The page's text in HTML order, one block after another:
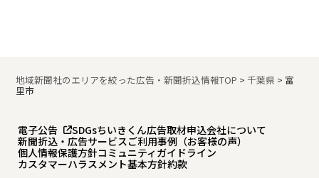
地域新聞社のエリアを絞った広告・新聞折込情報TOP > 千葉県 > 富
里市
電子公告 SDGsちいきくん広告取材申込会社について
新聞折込・広告サービスご利用事例（お客様の声）
個人情報保護方針コミュニティガイドライン
カスタマーハラスメント基本方針約款